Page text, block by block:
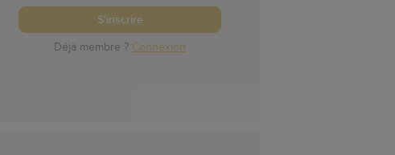
S'inscrire
Déjà membre ? Connexion